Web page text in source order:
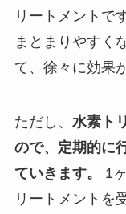
リートメントで
まとまりやすく
て、徐々に効果
ただし、 水素ト
ので、定期的に
ていきます。
1
リートメントを